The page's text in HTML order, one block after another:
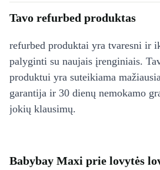
Tavo refurbed produktas
refurbed produktai yra tvaresni ir
palyginti su naujais įrenginiais.
produktui yra suteikiama
garantija ir 30 dienų nemokamo
jokių klausimų.
Babybay Maxi prie lovytės